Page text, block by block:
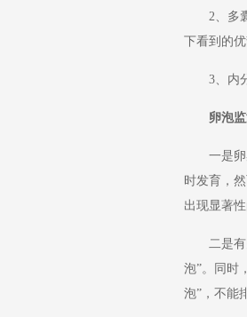
2、多囊
下看到的
3、内分
卵泡监
一是卵巢
时发育，
出现显著
二是有多
泡”。同时
泡”，不能